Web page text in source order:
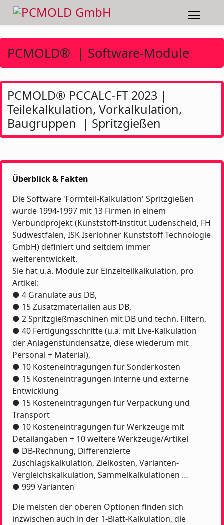
PCMOLD® | Software-Module
PCMOLD® PCCALC-FT 2023 |
Teilekalkulation, Vorkalkulation,
Baugruppen | Spritzgießen
Überblick & Fakten
Die Software 'Formteil-Kalkulation' Spritzgießen
wurde 1994-1997 mit 13 Firmen in einem
Verbundprojekt (Kunststoff-Institut Lüdenscheid, FH
Südwestfalen, ISK Iserlohner Kunststoff Technologie
GmbH) definiert und seitdem immer
weiterentwickelt.
Sie hat u.a. Module zur Einzelteilkalkulation, pro
Artikel:
● 4 Granulate aus DB,
● 15 Zusatzmaterialien aus DB,
● 2 Spritzgießmaschinen mit DB und techn. Filtern,
● 40 Fertigungsschritte (u.a. mit Live-Kalkulation
der Anlagenstundensätze, diese wiederum mit
Personal + Material),
● 10 Kosteneintragungen für Sonderkosten
● 15 Kosteneintragungen interne und externe
Entwicklung
● 15 Kosteneintragungen für Verpackung und
Transport
● 10 Kosteneintragungen für Werkzeuge mit
Detailangaben + 10 weitere Werkzeuge/Artikel
● DB-Rechnung, Differenzierte
Zuschlagskalkulation, Zielkosten, Varianten-
Vergleichskalkulation, Sammelkalkulationen …
● 999 Varianten
Die meisten der oberen Optionen finden sich
inzwischen auch in der 1-Blatt-Kalkulation, die